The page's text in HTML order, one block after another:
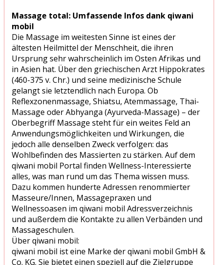
Massage total: Umfassende Infos dank qiwani
mobil
Die Massage im weitesten Sinne ist eines der
ältesten Heilmittel der Menschheit, die ihren
Ursprung sehr wahrscheinlich im Osten Afrikas und
in Asien hat. Über den griechischen Arzt Hippokrates
(460-375 v. Chr.) und seine medizinische Schule
gelangt sie letztendlich nach Europa. Ob
Reflexzonenmassage, Shiatsu, Atemmassage, Thai-
Massage oder Abhyanga (Ayurveda-Massage) – der
Oberbegriff Massage steht für ein weites Feld an
Anwendungsmöglichkeiten und Wirkungen, die
jedoch alle denselben Zweck verfolgen: das
Wohlbefinden des Massierten zu stärken. Auf dem
qiwani mobil Portal finden Wellness-Interessierte
alles, was man rund um das Thema wissen muss.
Dazu kommen hunderte Adressen renommierter
Masseure/Innen, Massagepraxen und
Wellnessoasen im qiwani mobil Adressverzeichnis
und außerdem die Kontakte zu allen Verbänden und
Massageschulen.
Über qiwani mobil:
qiwani mobil ist eine Marke der qiwani mobil GmbH &
Co. KG. Sie bietet einen speziell auf die Zielgruppe